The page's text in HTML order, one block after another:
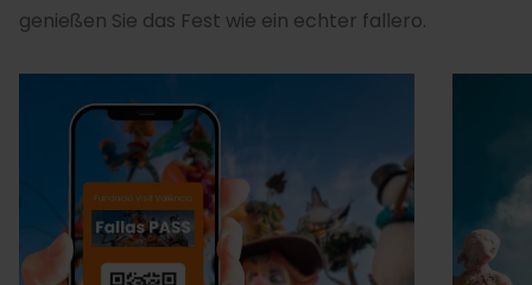
genießen Sie das Fest wie ein echter fallero.